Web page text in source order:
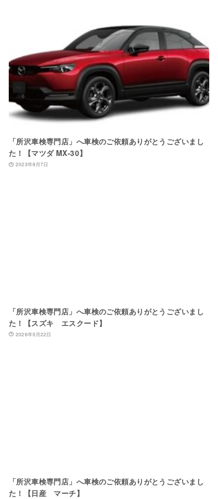
「所沢車検専門店」へ車検のご依頼ありがとうございまし
た！【マツダ MX-30】
2023年9月7日
「所沢車検専門店」へ車検のご依頼ありがとうございまし
た！【スズキ エスクード】
2026年5月22日
「所沢車検専門店」へ車検のご依頼ありがとうございまし
た！【日産 マーチ】